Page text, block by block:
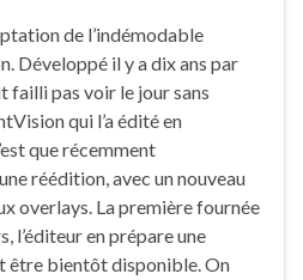
de l’indémodable
Développé il y a dix ans par
failli pas voir le jour sans
qui l’a édité en
que récemment
réédition, avec un nouveau
overlays. La première fournée
l’éditeur en prépare une
être bientôt disponible. On